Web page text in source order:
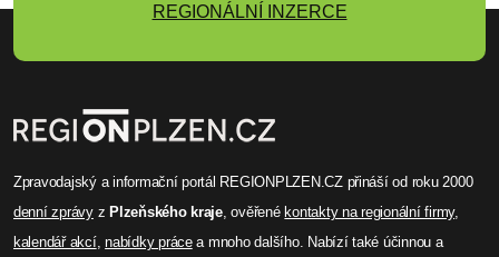
REGIONÁLNÍ INZERCE
Zpravodajský a informační portál REGIONPLZEN.CZ přináší od roku 2000
denní zprávyz Plzeňského kraje, ověřené kontakty na regionální firmy,
kalendář akcí,nabídky prácea mnoho dalšího. Nabízí také účinnou a